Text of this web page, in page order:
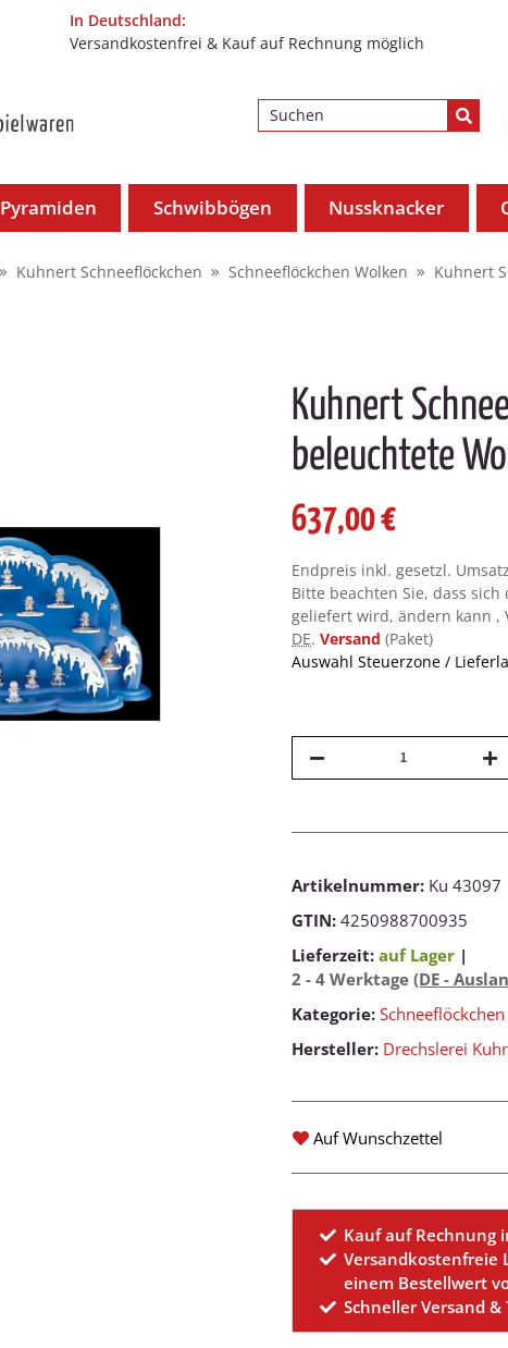
In Deutschland:
Versandkostenfrei & Kauf auf Rechnung möglich
Pyramiden Schwibbögen Nussknacker
Kuhnert Schneeflöckchen Schneeflöckchen Wolken Kuhnert
Kuhnert
beleuchtete
637,00 €
Endpreis inkl. gesetzl.
Bitte beachten Sie, dass
geliefert wird, ändern kann ,
DE. Versand (Paket)
Auswahl Steuerzone /
Artikelnummer: Ku 43097
GTIN: 4250988700935
Lieferzeit: auf Lager |
2 - 4 Werktage (DE -
Kategorie:
Hersteller: Drechslerei
Auf Wunschzettel
Kauf auf Rechnung
Versandkostenfreie
einem Bestellwert
Schneller Versand